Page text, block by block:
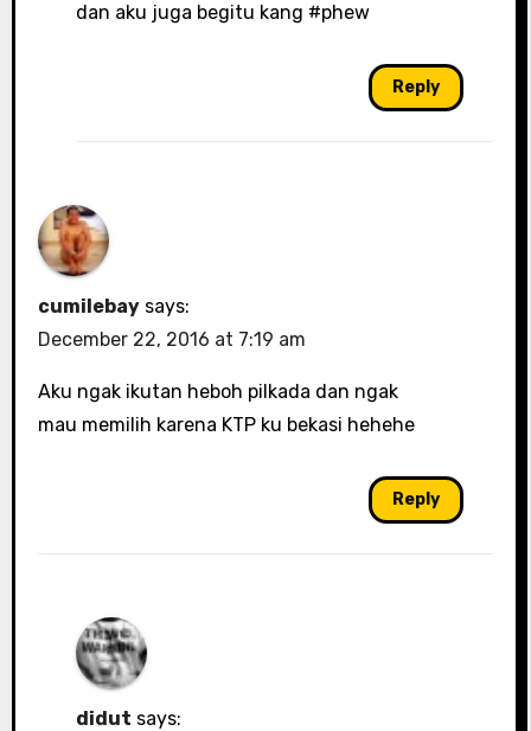
dan aku juga begitu kang #phew
Reply
cumilebay says:
December 22, 2016 at 7:19 am
Aku ngak ikutan heboh pilkada dan ngak
mau memilih karena KTP ku bekasi hehehe
Reply
didut says: